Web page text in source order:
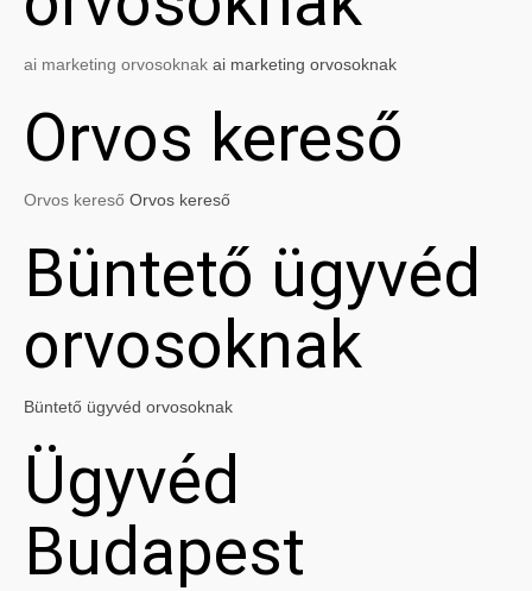
ai marketing orvosoknak ai marketing orvosoknak
Orvos kereső
Orvos kereső Orvos kereső
Büntető ügyvéd
orvosoknak
Büntető ügyvéd orvosoknak
Ügyvéd
Budapest